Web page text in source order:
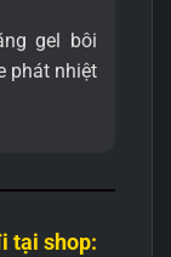
dâm cầm tay
dạng capsule
chống va đập,
mềm mại,
gân vòng
dẫn.
gel bôi
phát nhiệt
tại shop: